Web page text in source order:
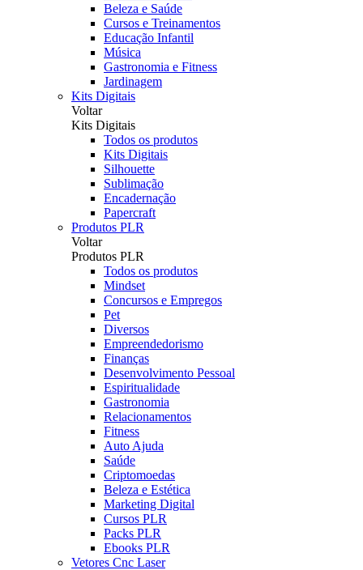
Beleza e Saúde
Cursos e Treinamentos
Educação Infantil
Música
Gastronomia e Fitness
Jardinagem
Kits Digitais
Voltar
Kits Digitais
Todos os produtos
Kits Digitais
Silhouette
Sublimação
Encadernação
Papercraft
Produtos PLR
Voltar
Produtos PLR
Todos os produtos
Mindset
Concursos e Empregos
Pet
Diversos
Empreendedorismo
Finanças
Desenvolvimento Pessoal
Espiritualidade
Gastronomia
Relacionamentos
Fitness
Auto Ajuda
Saúde
Criptomoedas
Beleza e Estética
Marketing Digital
Cursos PLR
Packs PLR
Ebooks PLR
Vetores Cnc Laser